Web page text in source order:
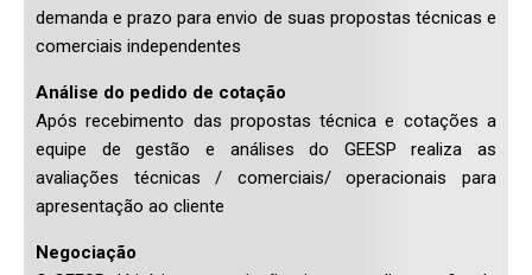
demanda e prazo para envio de suas propostas técnicas e
comerciais independentes
Análise do pedido de cotação
Após recebimento das propostas técnica e cotações a
equipe de gestão e análises do GEESP realiza as
avaliações técnicas / comerciais/ operacionais para
apresentação ao cliente
Negociação